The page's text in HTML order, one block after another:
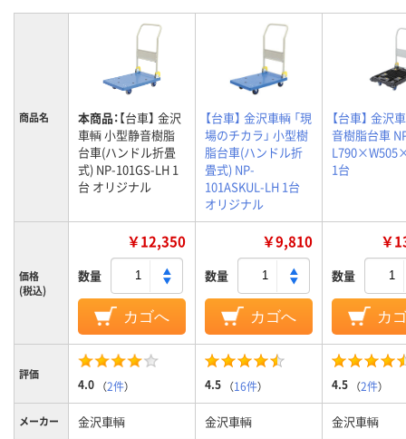
商品名 本商品：【台車】 金沢
車輌 小型静音樹脂
台車(ハンドル折畳
式) NP-101GS-LH 1
台 オリジナル
【台車】 金沢車輌 「現
場のチカラ」 小型樹
脂台車(ハンドル折
畳式) NP-
101ASKUL-LH 1台
オリジナル
【台車】 金沢
音樹脂台車
1台
価格
(税込)
￥12,350
数量
カゴへ
￥9,810
数量
カゴへ
￥
数量
カ
評価
4.0 （2件） 4.5 （16件） 4.5 （2件）
メーカー 金沢車輌 金沢車輌 金沢車輌